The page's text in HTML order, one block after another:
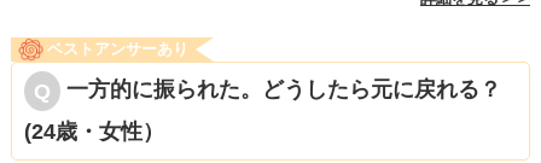
ベストアンサーあり
一方的に振られた。どうしたら元に戻れる？
(24歳・女性）